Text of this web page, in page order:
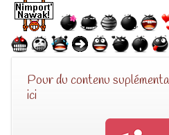
Pour du contenu
ici